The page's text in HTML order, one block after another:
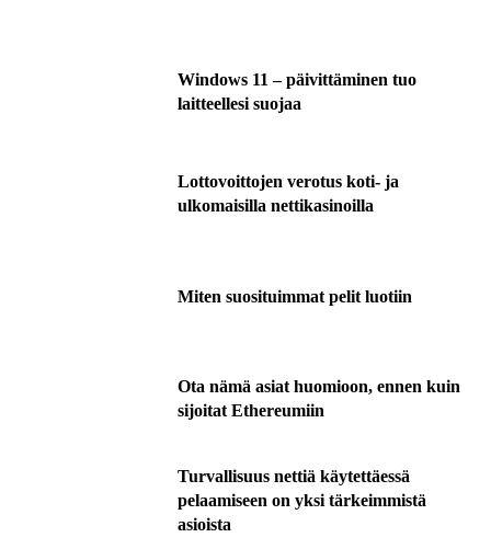
Windows 11 – päivittäminen tuo
laitteellesi suojaa
Lottovoittojen verotus koti- ja
ulkomaisilla nettikasinoilla
Miten suosituimmat pelit luotiin
Ota nämä asiat huomioon, ennen kuin
sijoitat Ethereumiin
Turvallisuus nettiä käytettäessä
pelaamiseen on yksi tärkeimmistä
asioista